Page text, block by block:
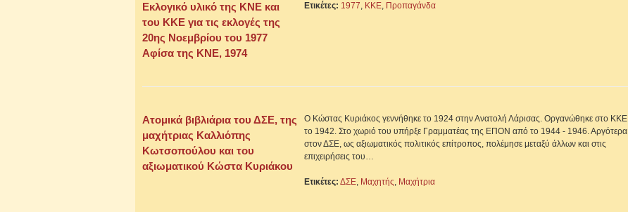
Εκλογικό υλικό της ΚΝΕ και
του ΚΚΕ για τις εκλογές της
20ης Νοεμβρίου του 1977
Αφίσα της ΚΝΕ, 1974
Ετικέτες: 1977, ΚΚΕ, Προπαγάνδα
Ατομικά βιβλιάρια του ΔΣΕ, της
μαχήτριας Καλλιόπης
Κωτσοπούλου και του
αξιωματικού Κώστα Κυριάκου
Ο Κώστας Κυριάκος γεννήθηκε το 1924 στην Ανατολή Λάρισας. Οργανώθηκε στο ΚΚΕ
το 1942. Στο χωριό του υπήρξε Γραμματέας της ΕΠΟΝ από το 1944 - 1946. Αργότερα
στον ΔΣΕ, ως αξιωματικός πολιτικός επίτροπος, πολέμησε μεταξύ άλλων και στις
επιχειρήσεις του…
Ετικέτες: ΔΣΕ, Μαχητής, Μαχήτρια